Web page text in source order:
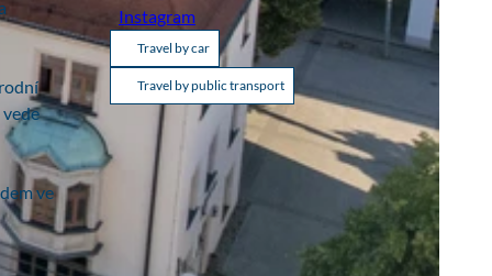
ve
Instagram
Travel by car
Travel by public transport